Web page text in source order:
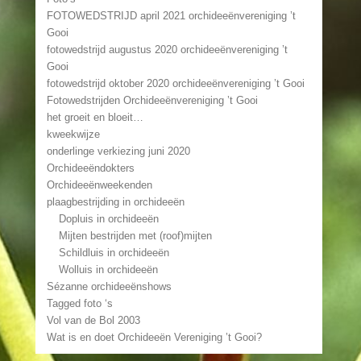
FOTOWEDSTRIJD april 2021 orchideeënvereniging ’t
Gooi
fotowedstrijd augustus 2020 orchideeënvereniging ’t
Gooi
fotowedstrijd oktober 2020 orchideeënvereniging ’t Gooi
Fotowedstrijden Orchideeënvereniging ’t Gooi
het groeit en bloeit…
kweekwijze
onderlinge verkiezing juni 2020
Orchideeëndokters
Orchideeënweekenden
plaagbestrijding in orchideeën
Dopluis in orchideeën
Mijten bestrijden met (roof)mijten
Schildluis in orchideeën
Wolluis in orchideeën
Sézanne orchideeënshows
Tagged foto ‘s
Vol van de Bol 2003
Wat is en doet Orchideeën Vereniging ’t Gooi?